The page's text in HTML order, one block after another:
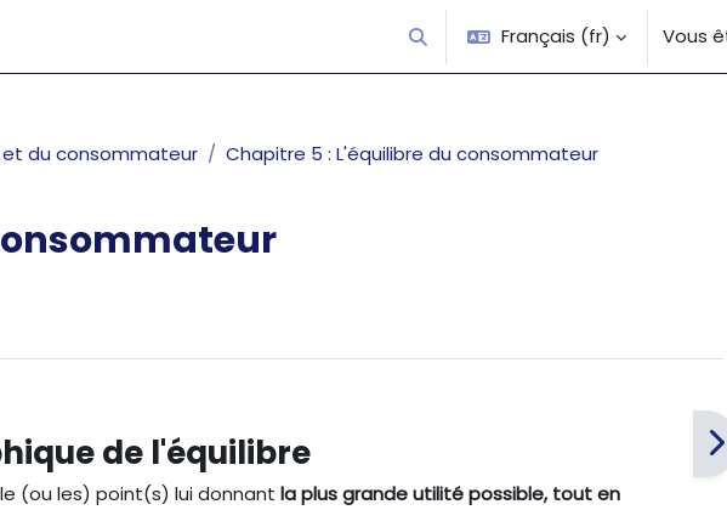
Activer/désactiver la saisie de
Français ‎(fr)‎ Vous
et du consommateur
Chapitre 5 : L'équilibre du consommateur
de l'équilibre
(ou les) point(s) lui donnant la plus grande utilité possible, tout en